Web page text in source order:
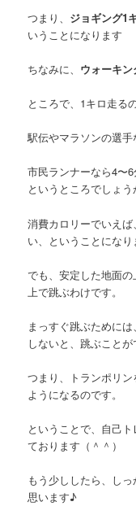
つまり、 ジョギング1
いうことになります
ちなみに、 ウォーキ
ところで、1キロ走る
駅伝やマラソンの選手
市民ランナーなら4〜6
というところでしょう
消費カロリーでいえ
い、ということになり
でも、安定した地面
上で跳ぶわけです。
まっすぐ跳ぶために
しないと、跳ぶことが
つまり、トランポリ
ようになるのです。
ということで、自己
ております（＾＾）
もう少ししたら、し
思います♪